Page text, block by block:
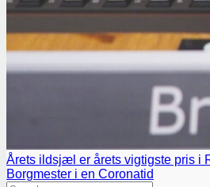
Årets ildsjæl er årets vigtigste pris i
Borgmester i en Coronatid